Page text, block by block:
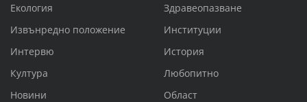
Екология
Здравеопазване
Извънредно положение
Институции
Интервю
История
Култура
Любопитно
Новини
Област